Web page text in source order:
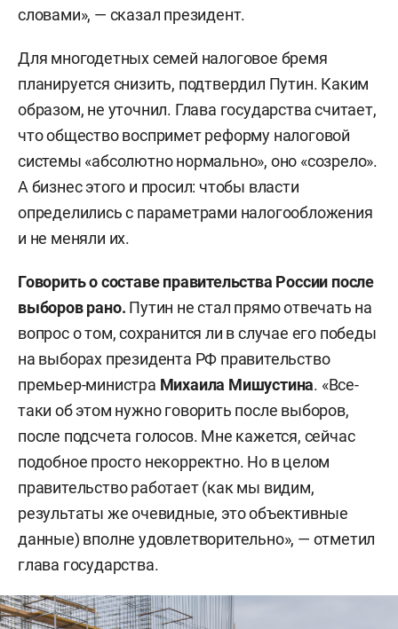
словами», — сказал президент.
Для многодетных семей налоговое бремя
планируется снизить, подтвердил Путин. Каким
образом, не уточнил. Глава государства считает,
что общество воспримет реформу налоговой
системы «абсолютно нормально», оно «созрело».
А бизнес этого и просил: чтобы власти
определились с параметрами налогообложения
и не меняли их.
Говорить о составе правительства России после
выборов рано. Путин не стал прямо отвечать на
вопрос о том, сохранится ли в случае его победы
на выборах президента РФ правительство
премьер-министра Михаила Мишустина. «Все-
таки об этом нужно говорить после выборов,
после подсчета голосов. Мне кажется, сейчас
подобное просто некорректно. Но в целом
правительство работает (как мы видим,
результаты же очевидные, это объективные
данные) вполне удовлетворительно», — отметил
глава государства.